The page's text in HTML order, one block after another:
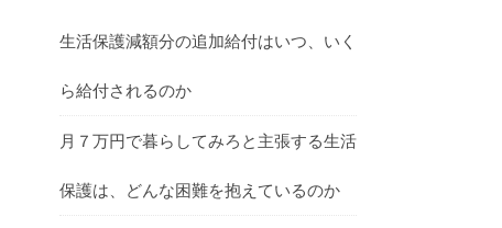
生活保護減額分の追加給付はいつ、いく
ら給付されるのか
月７万円で暮らしてみろと主張する生活
保護は、どんな困難を抱えているのか